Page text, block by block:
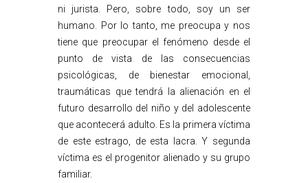
ni jurista. Pero, sobre todo, soy un ser
humano. Por lo tanto, me preocupa y nos
tiene que preocupar el fenómeno desde el
punto de vista de las consecuencias
psicológicas, de bienestar emocional,
traumáticas que tendrá la alienación en el
futuro desarrollo del niño y del adolescente
que acontecerá adulto. Es la primera víctima
de este estrago, de esta lacra. Y segunda
víctima es el progenitor alienado y su grupo
familiar.